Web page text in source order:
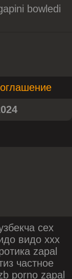
bowledi
сех
видо ххх
zapal
частное
porno zapal